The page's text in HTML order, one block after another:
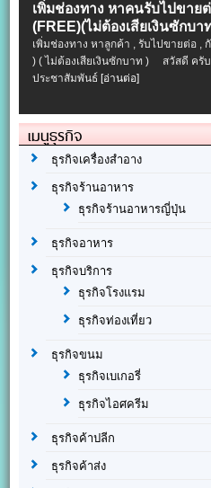
เพิ่มช่องทาง หาคนรับไปขาย
(FREE)(ไม่ต้องเสียเงินซักบา
เพิ่มช่องทาง หาลูกค้า , รับไปขายต่อ ,
) ( ไม่ต้องเสียเงินซักบาท ) สวัสดี ครั
ประชาสัมพันธ์ [อ่านต่อ]
เมนูธุรกิจ
ธุรกิจเครื่องสำอาง
ธุรกิจร้านอาหาร
ธุรกิจร้านอาหารญี่ปุ่น
ธุรกิจอาหาร
ธุรกิจบริการ
ธุรกิจโรงแรม
ธุรกิจท่องเที่ยว
ธุรกิจขนม
ธุรกิจเบเกอรี่
ธุรกิจไอศครีม
ธุรกิจค้าปลีก
ธุรกิจค้าส่ง